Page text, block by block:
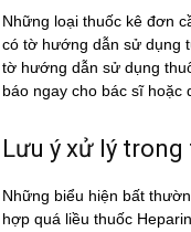
Những loại thuốc kê đơn
có tờ hướng dẫn sử dụng
tờ hướng dẫn sử dụng
báo ngay cho bác sĩ hoặc
Lưu ý xử lý
Những biểu hiện bất
hợp quá liều thuốc